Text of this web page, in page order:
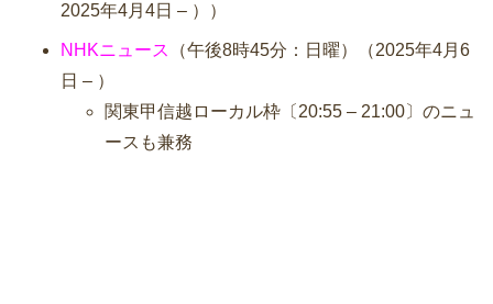
2025年4月4日 – ））
NHKニュース
（午後8時45分：日曜）（2025年4月6
日 – ）
関東甲信越ローカル枠〔20:55 – 21:00〕のニュ
ースも兼務